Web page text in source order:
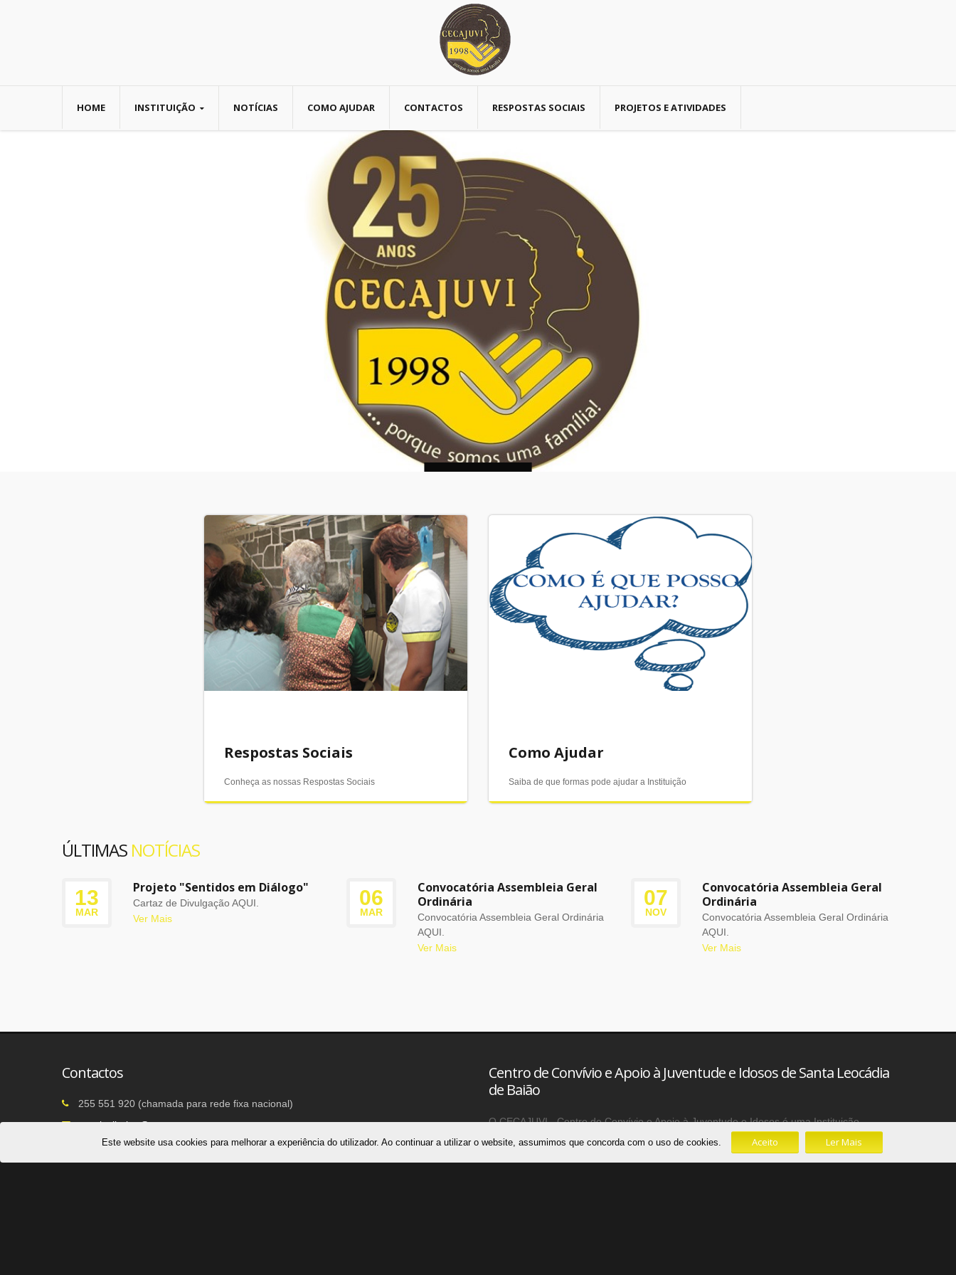
HOME INSTITUIÇÃO NOTÍCIAS COMO AJUDAR CONTACTOS RESPOSTAS SOCIAIS PROJETOS E ATIVIDADES
Respostas Sociais
Conheça as nossas Respostas Sociais
Como Ajudar
Saiba de que formas pode ajudar a Instituição
ÚLTIMAS NOTÍCIAS
13
MAR
Projeto "Sentidos em Diálogo"
Cartaz de Divulgação AQUI.
Ver Mais
06
MAR
Convocatória Assembleia Geral
Ordinária
Convocatória Assembleia Geral Ordinária
AQUI.
Ver Mais
07
NOV
Convocatória Assembleia Geral
Ordinária
Convocatória Assembleia Geral Ordinária
AQUI.
Ver Mais
Contactos
255 551 920 (chamada para rede fixa nacional)
cecajuvibaiao@sapo.pt
Largo da Liberdade, nº 3422
4640-440 Baião, Santa Leocádia e Mesquinhata
Centro de Convívio e Apoio à Juventude e Idosos de Santa Leocádia
de Baião
O CECAJUVI - Centro de Convívio e Apoio à Juventude e Idosos é uma Instituição
Particular de Solidariedade Social, sediada no Largo da Liberdade nº 3422 - Freguesia de
Santa Leocádia e Mesquinhata, Concelho de Baião, Distrito do Porto - e está inscrita com
Este website usa cookies para melhorar a experiência do utilizador. Ao continuar a utilizar o website, assumimos que concorda com o uso de cookies. Aceito Ler Mais